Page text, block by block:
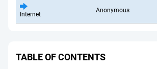
Internet
Anonymous
TABLE OF CONTENTS